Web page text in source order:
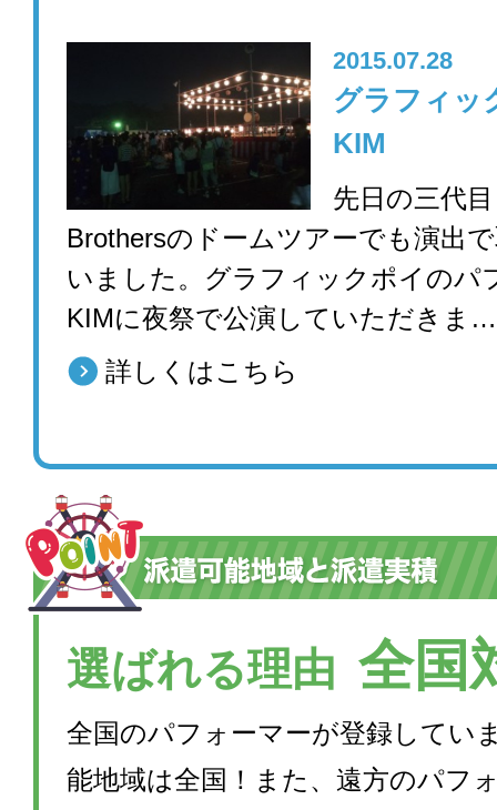
2015.07.28
グラフィ
KIM
先日の三代
Brothersのドームツアーでも演出
いました。グラフィックポイのパ
KIMに夜祭で公演していただきま…
詳しくはこちら
選ばれる理由 全国
全国のパフォーマーが登録してい
能地域は全国！また、遠方のパフ